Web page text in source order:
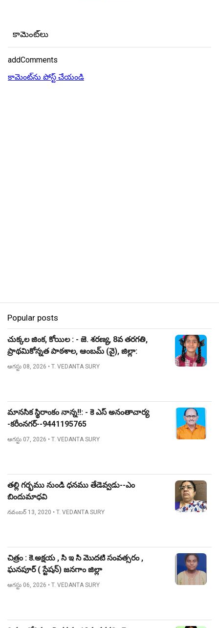
కామెంట్‌లు
addComments
కామెంట్‌ను పోస్ట్ చేయండి
Popular posts
చుక్కల జింక, కోయిల : - జె. శరణ్య, 8వ తరగతి,
ప్రాథమికోన్నత పాఠశాల, ఆంబమ్ (వై), జిల్లా:
నిజామాబాద్.
ఆగస్టు 08, 2026 • T. VEDANTA SURY
మానసిక స్థిరాంకం నాన్న!!: - కె ఎస్ అనంతాచార్య
-కరీంనగర్--9441195765
ఆగస్టు 07, 2026 • T. VEDANTA SURY
తల్లి గర్భము నుండి ధనము తేడెవ్వడు--ఎం
బిందుమాధవి
నవంబర్ 13, 2020 • T. VEDANTA SURY
చిత్రం : కె.అక్షయ , సి ఇ సి మొదటి సంవత్సరం ,
ఘనపూర్ ( స్టేషన్) జనగాం జిల్లా
ఆగస్టు 06, 2026 • T. VEDANTA SURY